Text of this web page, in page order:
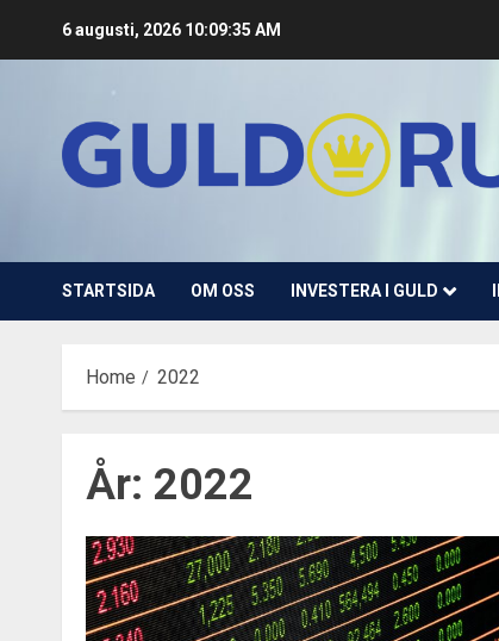
6 augusti, 2026 10:09:36 AM
STARTSIDA OM OSS INVESTERA I GULD
Home 2022
År: 2022